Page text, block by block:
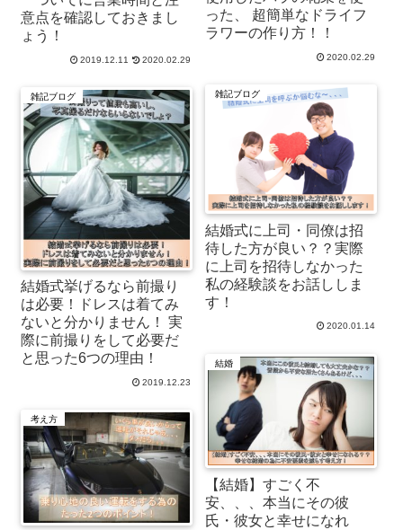
意点を確認しておきまし
ょう！
2019.12.11 2020.02.29
った、 超簡単なドライフ
ラワーの作り方！！
2020.02.29
雑記ブログ
結婚式に上司・同僚は招
待した方が良い？？実際
に上司を招待しなかった
私の経験談をお話ししま
す！
2020.01.14
雑記ブログ
結婚式挙げるなら前撮り
は必要！ドレスは着てみ
ないと分かりません！ 実
際に前撮りをして必要だ
と思った6つの理由！
2019.12.23
結婚
【結婚】すごく不
安、、、本当にその彼
氏・彼女と幸せになれ
考え方